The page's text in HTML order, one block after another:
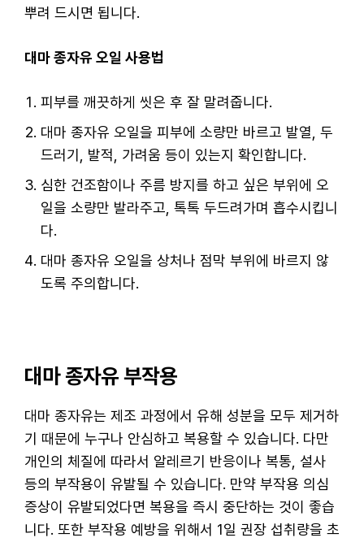
뿌려 드시면 됩니다.
대마 종자유 오일 사용법
피부를 깨끗하게 씻은 후 잘 말려줍니다.
대마 종자유 오일을 피부에 소량만 바르고 발열, 두
드러기, 발적, 가려움 등이 있는지 확인합니다.
심한 건조함이나 주름 방지를 하고 싶은 부위에 오
일을 소량만 발라주고, 톡톡 두드려가며 흡수시킵니
다.
대마 종자유 오일을 상처나 점막 부위에 바르지 않
도록 주의합니다.
대마 종자유 부작용
대마 종자유는 제조 과정에서 유해 성분을 모두 제거하
기 때문에 누구나 안심하고 복용할 수 있습니다. 다만
개인의 체질에 따라서 알레르기 반응이나 복통, 설사
등의 부작용이 유발될 수 있습니다. 만약 부작용 의심
증상이 유발되었다면 복용을 즉시 중단하는 것이 좋습
니다. 또한 부작용 예방을 위해서 1일 권장 섭취량을 초